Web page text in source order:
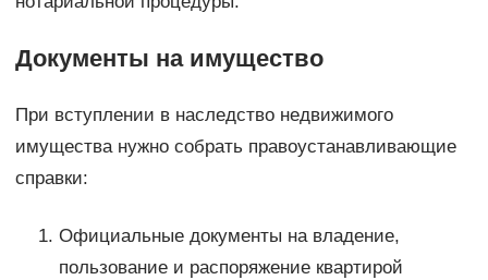
Документы на имущество
При вступлении в наследство недвижимого
имущества нужно собрать правоустанавливающие
справки:
Официальные документы на владение,
пользование и распоряжение квартирой